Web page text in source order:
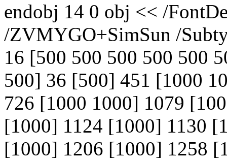
endobj 14 0 obj << /
/ZVMYGO+SimSun /
16 [500 500 500 500 500
500] 36 [500] 451 [1000
726 [1000 1000] 1079
[1000] 1124 [1000] 1130
[1000] 1206 [1000] 1258